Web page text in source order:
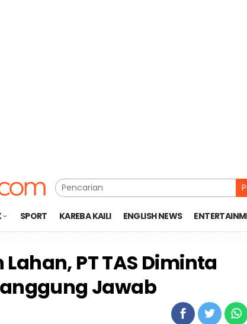
SPORT KAREBA KAILI ENGLISH NEWS
PT TAS Diminta
Jawab